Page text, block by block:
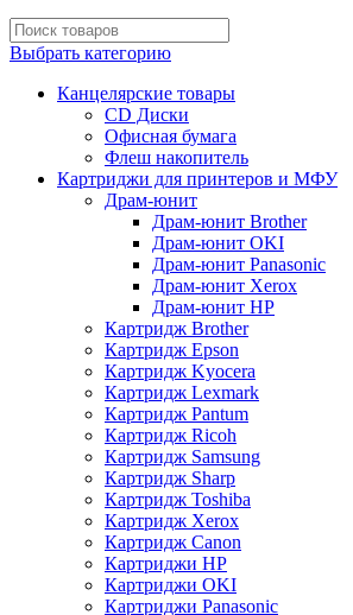
Выбрать категорию
Канцелярские товары
CD Диски
Офисная бумага
Флеш накопитель
Картриджи для принтеров и МФУ
Драм-юнит
Драм-юнит Brother
Драм-юнит OKI
Драм-юнит Panasonic
Драм-юнит Xerox
Драм-юнит НР
Картридж Brother
Картридж Epson
Картридж Kyocera
Картридж Lexmark
Картридж Pantum
Картридж Ricoh
Картридж Samsung
Картридж Sharp
Картридж Toshiba
Картридж Xerox
Картридж Сanon
Картриджи HP
Картриджи OKI
Картриджи Panasonic